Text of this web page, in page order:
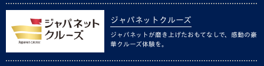
ジャパネットクルーズ
ジャパネットが磨き上げたおもてなしで、感動の豪
華クルーズ体験を。